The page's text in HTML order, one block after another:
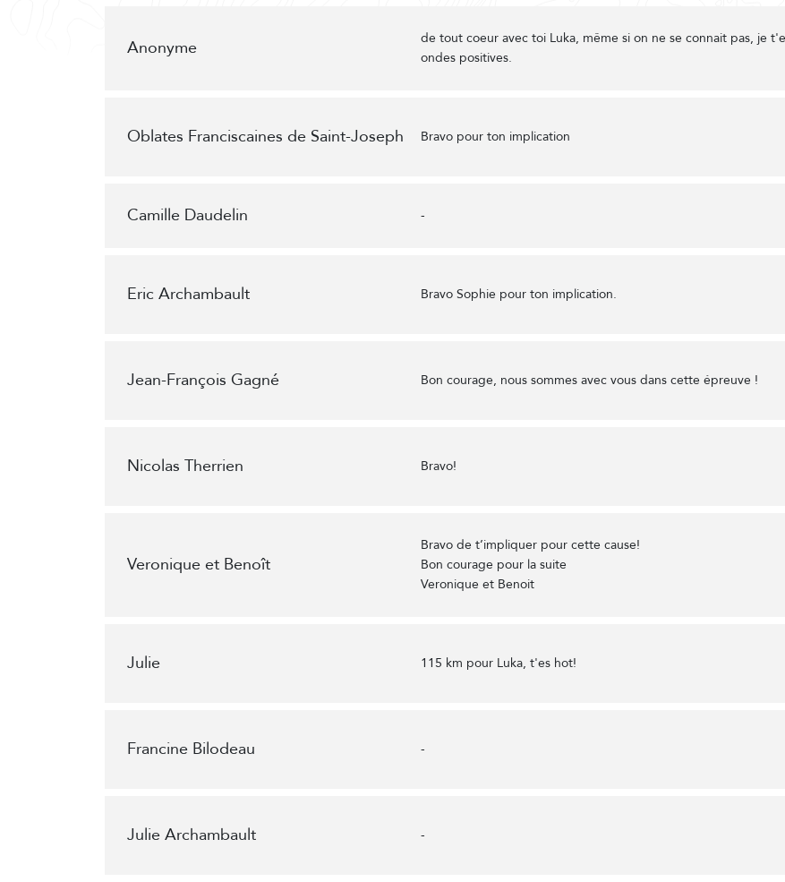
Anonyme
de tout coeur avec toi Luka, même si on ne se connait pas, je
ondes positives.
Oblates Franciscaines de Saint-Joseph Bravo pour ton implication
Camille Daudelin -
Eric Archambault Bravo Sophie pour ton implication.
Jean-François Gagné Bon courage, nous sommes avec vous dans cette épreuve !
Nicolas Therrien Bravo!
Veronique et Benoît
Bravo de t’impliquer pour cette cause!
Bon courage pour la suite
Veronique et Benoit
Julie 115 km pour Luka, t'es hot!
Francine Bilodeau -
Julie Archambault -